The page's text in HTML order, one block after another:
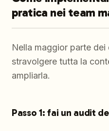
pratica nei team
Nella maggior parte dei
stravolgere tutta la
ampliarla.
Passo 1: fai un audit